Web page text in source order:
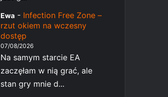
Ewa - Infection Free Zone –
rzut okiem na wczesny
dostęp
07/08/2026
Na samym starcie EA
zaczęłam w nią grać, ale
stan gry mnie d...